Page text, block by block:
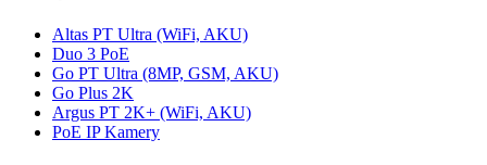
Altas PT Ultra (WiFi, AKU)
Duo 3 PoE
Go PT Ultra (8MP, GSM, AKU)
Go Plus 2K
Argus PT 2K+ (WiFi, AKU)
PoE IP Kamery